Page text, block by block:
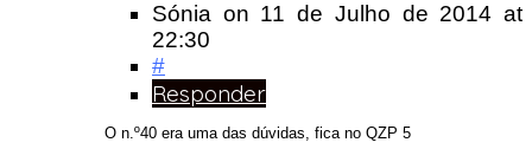
Sónia on 11 de Julho de 2014at
22:30
#
Responder
O n.º40 era uma das dúvidas, fica no QZP 5